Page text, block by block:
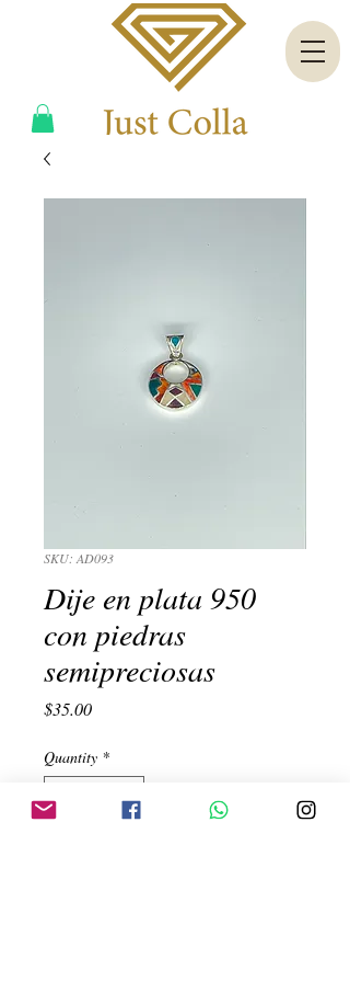
SKU: AD093
Dije en plata 950
con piedras
semipreciosas
$35.00Price
Quantity *